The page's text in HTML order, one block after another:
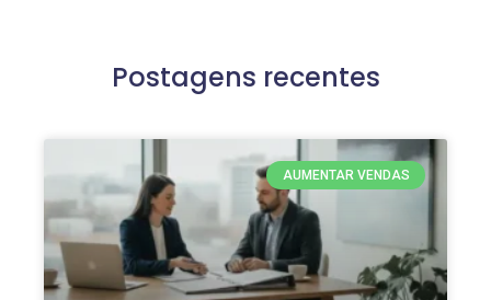
Postagens recentes
AUMENTAR VENDAS